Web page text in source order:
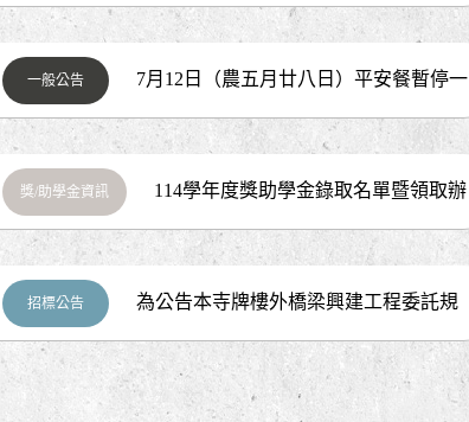
念」
一般公告 7月12日（農五月廿八日）平安餐暫停一
次
獎/助學金資訊 114學年度獎助學金錄取名單暨領取辦
招標公告 為公告本寺牌樓外橋梁興建工程委託規
劃設計暨監造技術服務招標事宜